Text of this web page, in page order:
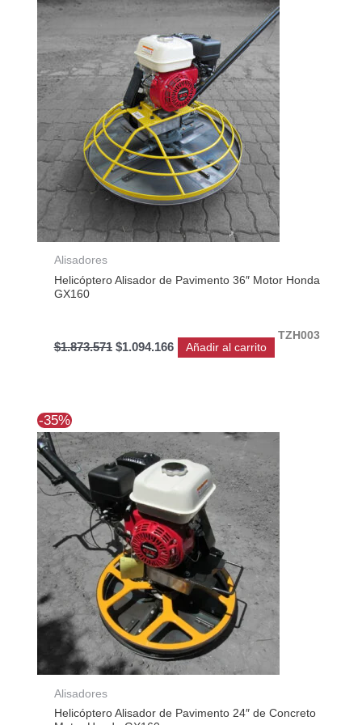
Alisadores
Helicóptero Alisador de Pavimento 36″ Motor Honda
GX160
TZH003
$1.873.571
original
$1.873.571.
$1.094.166
actual
es:
$1.094.166.
Añadir al carrito
-35%
Alisadores
Helicóptero Alisador de Pavimento 24″ de Concreto
precio
original
era:
$1.593.398.
precio
actual
es:
$1.030.001.